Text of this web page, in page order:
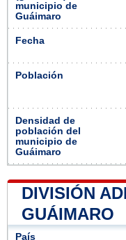
municipio de
Guáimaro
Fecha
Población
Densidad de
población del
municipio de
Guáimaro
DIVISIÓN
GUÁIMARO
País